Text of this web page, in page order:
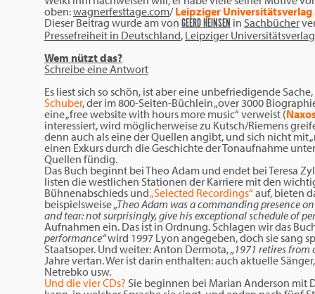
oben:wagnerfesttage.com/Leipziger
Dieser Beitrag wurde amvon GEERD HEINSEN in Sachbücher
Pressefreiheit in Deutschland, Leipziger Universitätsverlag
Wem nützt das?
Schreibe eine Antwort
Es liest sich so schön, ist aber eine unbefriedigende
Schuber, der im 800-Seiten-Büchlein „over 3000
eine „free website with hours more music“ verweist (
interessiert, wird möglicherweise zu Kutsch/Riemens
denn auch als eine der Quellen angibt, und sich nicht
einen Exkurs durch die Geschichte der Tonaufnahme
Quellen fündig.
Das Buch beginnt bei Theo Adam und endet bei Teresa
listen die westlichen Stationen der Karriere mit den
Bühnenabschieds und„Selected Recordings“auf, bieten
beispielsweise„Theo Adam was a commanding presence
and tear: not surprisingly, give his exceptional schedule of
Aufnahmen ein. Das ist in Ordnung. Schlagen wir das
performance“wird 1997 Lyon angegeben, doch sie sang
Staatsoper. Und weiter: Anton Dermota,„1971 retires from
Jahre vertan. Wer ist darin enthalten: auch aktuelle
Netrebko usw.
Und die vier CDs? Sie beginnen bei Marian Anderson mit